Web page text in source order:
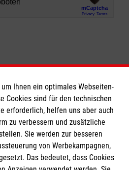
Ihnen ein optimales Webseiten-
Cookies sind für den technischen
erforderlich, helfen uns aber auch
zu verbessern und zusätzliche
Sie werden zur besseren
von Werbekampagnen,
Das bedeutet, dass Cookies